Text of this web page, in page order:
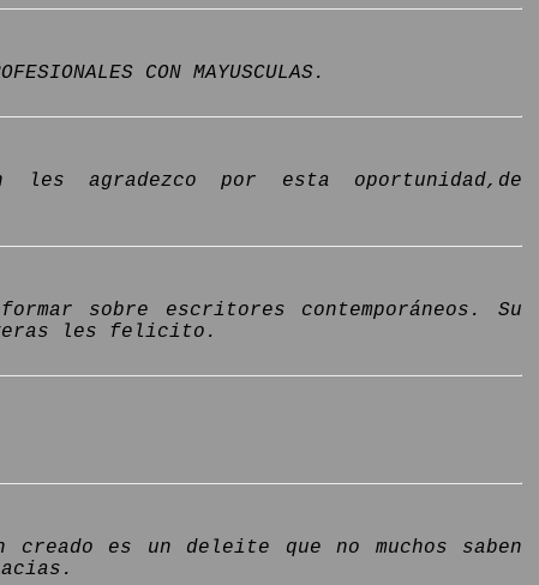
CON MAYUSCULAS.
agradezco por esta oportunidad,de
sobre escritores contemporáneos. Su
les felicito.
es un deleite que no muchos saben